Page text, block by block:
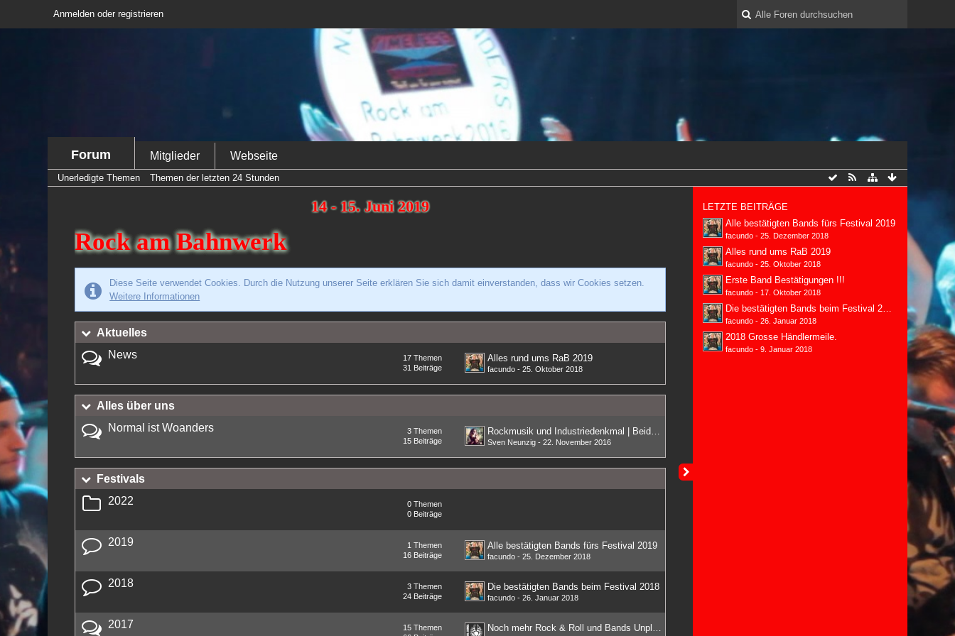
Anmelden oder registrieren
Forum Mitglieder Webseite
Unerledigte Themen Themen der letzten 24 Stunden
14 - 15. Juni 2019
Rock am Bahnwerk
Diese Seite verwendet Cookies. Durch die Nutzung unserer Seite erklären Sie sich damit einverstanden, dass wir Cookies setzen.
Weitere Informationen
Aktuelles
News
Themen
17
Beiträge
31
Alles rund ums RaB 2019
facundo - 25. Oktober 2018
Alles über uns
Normal ist Woanders
Themen
3
Beiträge
15
Rockmusik und Industriedenkmal | Beides vereint an einem Ort.
Sven Neunzig - 22. November 2016
Festivals
2022
Themen
0
Beiträge
0
2019 Themen
1
Beiträge
16
Alle bestätigten Bands fürs Festival 2019
facundo - 25. Dezember 2018
2018 Themen
3
Beiträge
24
Die bestätigten Bands beim Festival 2018
facundo - 26. Januar 2018
2017 Themen
15
Noch mehr Rock & Roll und Bands Unplugged in den Umbau Phasen
LETZTE BEITRÄGE
Alle bestätigten Bands fürs Festival 2019
facundo -25. Dezember 2018
Alles rund ums RaB 2019
facundo -25. Oktober 2018
Erste Band Bestätigungen !!!
facundo - 17. Oktober 2018
Die bestätigten Bands beim Festival 2018
facundo -26. Januar 2018
2018 Grosse Händlermeile.
facundo -9. Januar 2018